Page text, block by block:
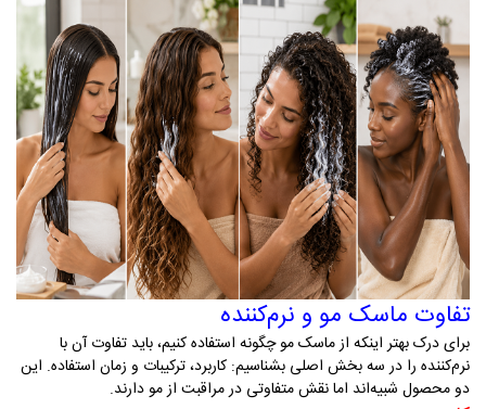
تفاوت ماسک مو و نرم‌کننده
برای درک بهتر اینکه از ماسک مو چگونه استفاده کنیم، باید تفاوت آن با
نرم‌کننده را در سه بخش اصلی بشناسیم: کاربرد، ترکیبات و زمان استفاده. این
دو محصول شبیه‌اند اما نقش متفاوتی در مراقبت از مو دارند.